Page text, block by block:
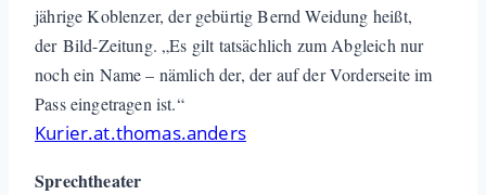
jährige Koblenzer, der gebürtig Bernd Weidung heißt,
der Bild-Zeitung. „Es gilt tatsächlich zum Abgleich nur
noch ein Name – nämlich der, der auf der Vorderseite im
Pass eingetragen ist.“
Kurier.at.thomas.anders
Sprechtheater